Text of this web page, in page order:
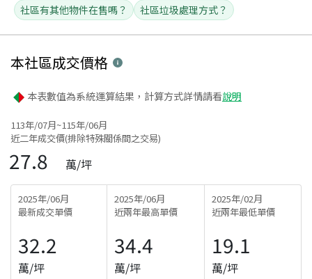
社區有其他物件在售嗎？
社區垃圾處理方式？
本社區成交價格
本表數值為系統運算結果，計算方式詳情請看說明
113年/07月~115年/06月
近二年成交價(排除特殊關係間之交易)
27.8 萬/坪
2025年/06月
最新成交單價
32.2
萬/坪
2025年/06月
近兩年最高單價
34.4
萬/坪
2025年/02月
近兩年最低單價
19.1
萬/坪